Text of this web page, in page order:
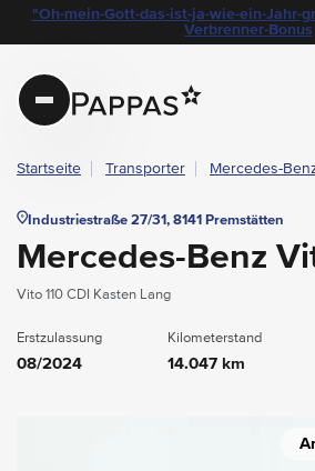
Navigation überspringen
Zum Hauptcontent
Zur Hauptnavigation springen
layout.table-of-content
Technische Daten
Fahrzeugausstattung
Leasing
Beispielangebot
Standort & Ansprechpartner
Das könnte Sie auch interessieren
"Oh-mein-Gott-das-ist-ja-wie-ein-Jahr-
Verbrenner-Bonus
Pappas
Startseite Transporter Mercedes-
Industriestraße 27/31, 8141 Premstätten
Mercedes-Benz
Vito 110 CDI Kasten Lang
Erstzulassung
08/2024
Kilometerstand
14.047 km